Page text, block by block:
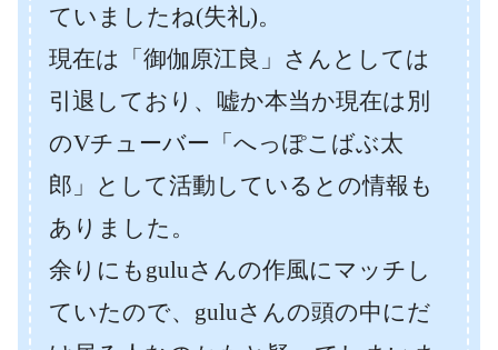
ていましたね(失礼)。
現在は「御伽原江良」さんとしては
引退しており、嘘か本当か現在は別
のVチューバー「へっぽこばぶ太
郎」として活動しているとの情報も
ありました。
余りにもguluさんの作風にマッチし
ていたので、guluさんの頭の中にだ